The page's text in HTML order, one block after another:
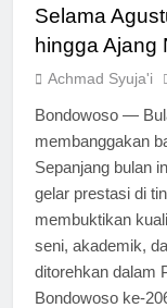
Selama
hingga Ajang
Achmad Syuja'i
Bondowoso —
membanggakan
Sepanjang bulan
gelar prestasi di
membuktikan
seni, akademik,
ditorehkan dalam
Bondowoso ke-